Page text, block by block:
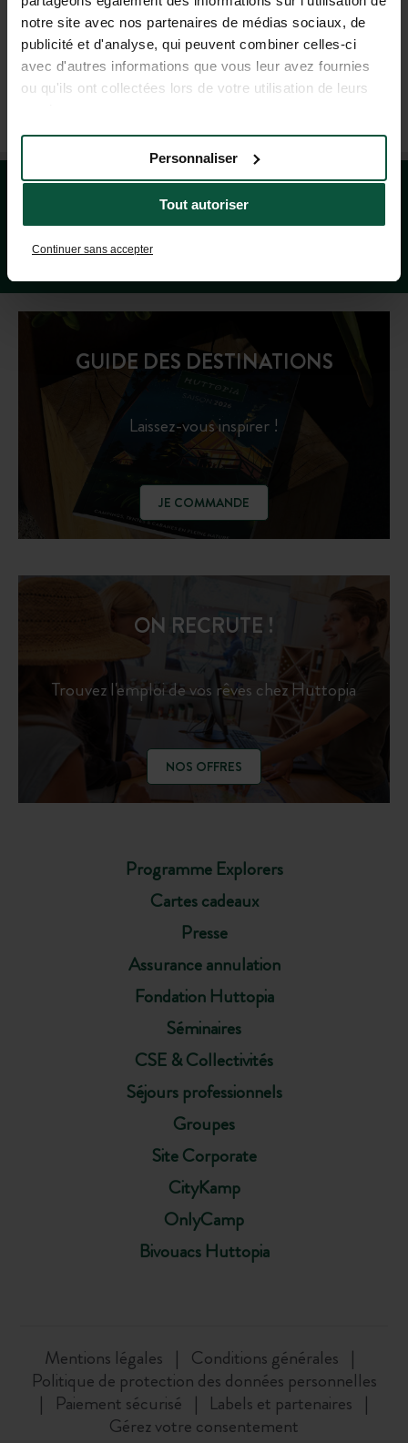
notre site avec nos partenaires de médias sociaux, de
publicité et d'analyse, qui peuvent combiner celles-ci
avec d'autres informations que vous leur avez fournies
ou qu'ils ont collectées lors de votre utilisation de leurs
Tout autoriser
Personnaliser
Continuer sans accepter
04 37 64 22 35
(LUN-VEN : 9H-19H ; SAM : 9H-18H)
GUIDE DES DESTINATIONS
Laissez-vous inspirer !
JE COMMANDE
Programme Explorers
Cartes cadeaux
Presse
Assurance annulation
Fondation Huttopia
Séminaires
CSE & Collectivités
Séjours professionnels
Groupes
Site Corporate
CityKamp
OnlyCamp
Bivouacs Huttopia
ON RECRUTE !
Trouvez l'emploi de vos rêves chez Huttopia
NOS OFFRES
Mentions légales
Conditions générales
Politique de protection des données personnelles
Paiement sécurisé
Labels et partenaires
Gérez votre consentement